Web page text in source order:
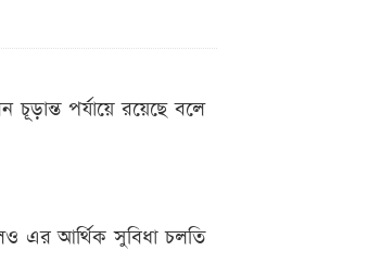
চূড়ান্ত পর্যায়ে রয়েছে বলে
এর আর্থিক সুবিধা চলতি